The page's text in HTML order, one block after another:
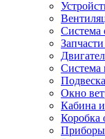
Система
Система
Подвеска
Окно
Кабина
Приборы